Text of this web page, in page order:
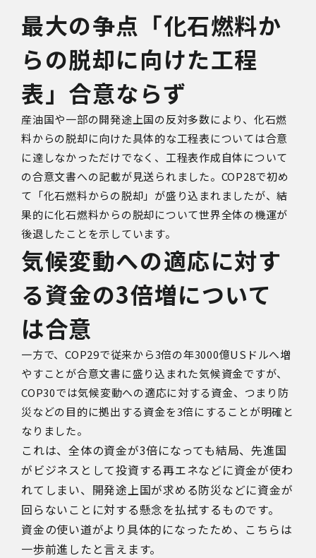
最大の争点「化石燃料か
らの脱却に向けた工程
表」合意ならず
産油国や一部の開発途上国の反対多数により、化石燃
料からの脱却に向けた具体的な工程表については合意
に達しなかっただけでなく、工程表作成自体について
の合意文書への記載が見送られました。 COP28で初め
て「化石燃料からの脱却」が盛り込まれましたが、結
果的に化石燃料からの脱却について世界全体の機運が
後退したことを示しています。
気候変動への適応に対す
る資金の3倍増について
は合意
一方で、 COP29で従来から3倍の年3000億US ドルへ増
やすことが合意文書に盛り込まれた気候資金ですが、
COP30では気候変動への適応に対する資金、つまり防
災などの目的に拠出する資金を3倍にすることが明確と
なりました。
これは、全体の資金が3倍になっても結局、先進国
がビジネスとして投資する再エネなどに資金が使わ
れてしまい、開発途上国が求める防災などに資金が
回らないことに対する懸念を払拭するものです。
資金の使い道がより具体的になったため、こちらは
一歩前進したと言えます。